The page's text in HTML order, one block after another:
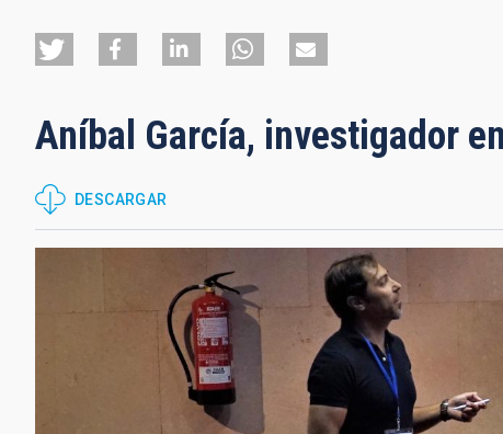
de
a
la
navegación
Aníbal García, investigador
DESCARGAR